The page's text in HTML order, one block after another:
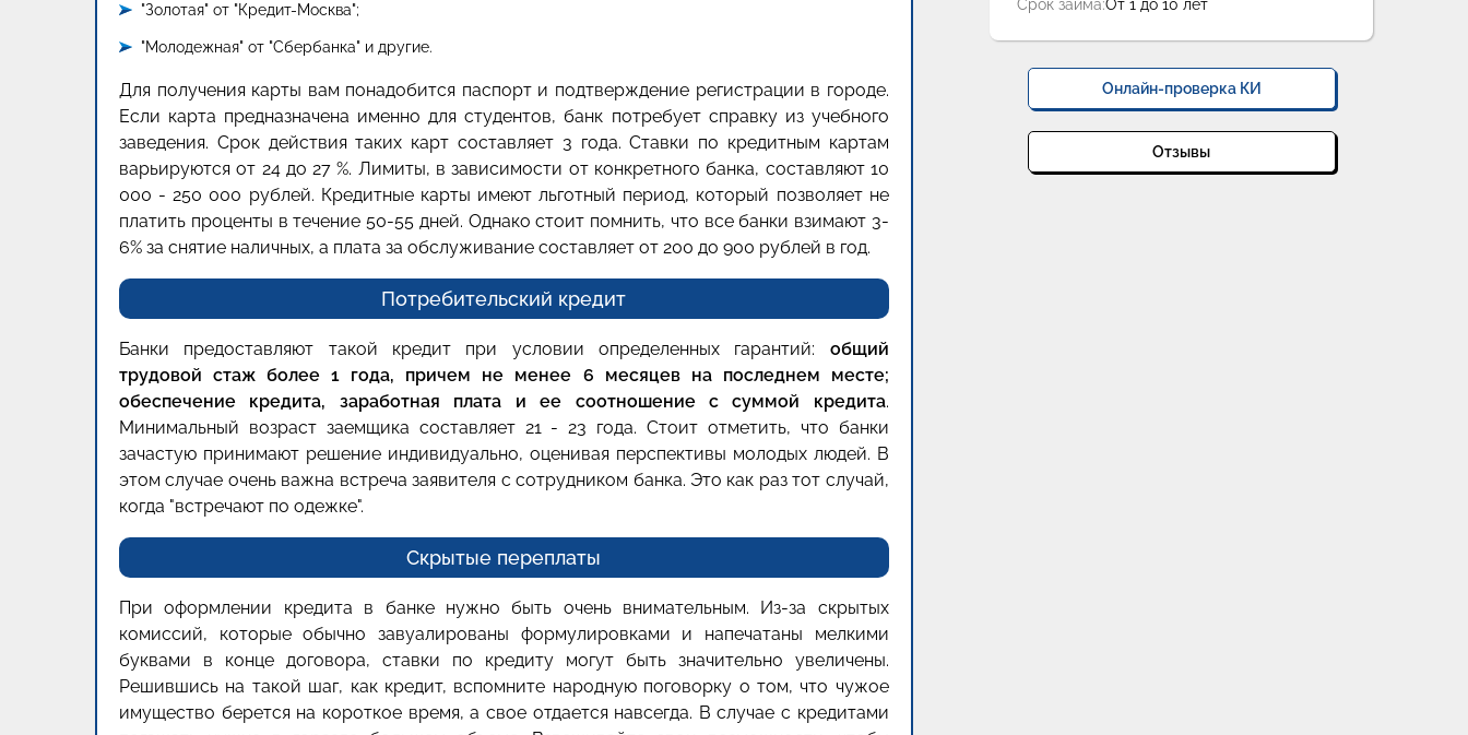
"Золотая" от "Кредит-Москва";
"Молодежная" от "Сбербанка" и другие.
Для получения карты вам понадобится паспорт и подтверждение регистрации в городе.
Если карта предназначена именно для студентов, банк потребует справку из учебного
заведения. Срок действия таких карт составляет 3 года. Ставки по кредитным картам
варьируются от 24 до 27 %. Лимиты, в зависимости от конкретного банка, составляют 10
000 - 250 000 рублей. Кредитные карты имеют льготный период, который позволяет не
платить проценты в течение 50-55 дней. Однако стоит помнить, что все банки взимают 3-
6% за снятие наличных, а плата за обслуживание составляет от 200 до 900 рублей в год.
Потребительский кредит
Банки предоставляют такой кредит при условии определенных гарантий: общий
трудовой стаж более 1 года, причем не менее 6 месяцев на последнем месте;
обеспечение кредита, заработная плата и ее соотношение с суммой кредита.
Минимальный возраст заемщика составляет 21 - 23 года. Стоит отметить, что банки
зачастую принимают решение индивидуально, оценивая перспективы молодых людей. В
этом случае очень важна встреча заявителя с сотрудником банка. Это как раз тот случай,
когда "встречают по одежке".
Скрытые переплаты
При оформлении кредита в банке нужно быть очень внимательным. Из-за скрытых
комиссий, которые обычно завуалированы формулировками и напечатаны мелкими
буквами в конце договора, ставки по кредиту могут быть значительно увеличены.
Решившись на такой шаг, как кредит, вспомните народную поговорку о том, что чужое
имущество берется на короткое время, а свое отдается навсегда. В случае с кредитами
Срок займа:От 1 до 10 лет
Онлайн-проверка КИ
Отзывы